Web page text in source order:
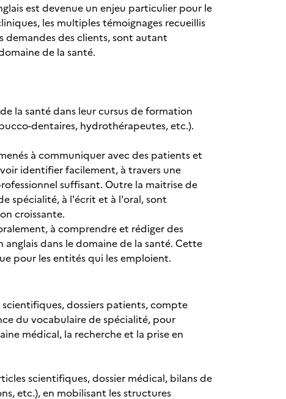
est devenue un enjeu particulier pour le
les multiples témoignages recueillis
des clients, sont autant
de la santé.
la santé dans leur cursus de formation
dentaires, hydrothérapeutes, etc.).
à communiquer avec des patients et
identifier facilement, à travers une
suffisant. Outre la maitrise de
spécialité, à l'écrit et à l'oral, sont
croissante.
à comprendre et rédiger des
dans le domaine de la santé. Cette
pour les entités qui les emploient.
dossiers patients, compte
du vocabulaire de spécialité, pour
médical, la recherche et la prise en
scientifiques, dossier médical, bilans de
etc.), en mobilisant les structures